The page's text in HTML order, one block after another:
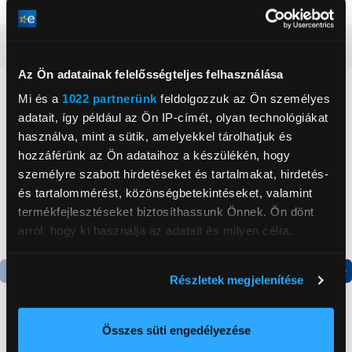
Az Ön adatainak felelősségteljes felhasználása
Mi és a 1022 partnerünk feldolgozzuk az Ön személyes
adatait, így például az Ön IP-címét, olyan technológiákat
használva, mint a sütik, amelyekkel tárolhatjuk és
hozzáférünk az Ön adataihoz a készülékén, hogy
személyre szabott hirdetéseket és tartalmakat, hirdetés-
és tartalommérést, közönségbetekintéseket, valamint
termékfejlesztéseket biztosíthassunk Önnek. Ön dönt
arról, hogy ki használja az adatait és milyen célra.
elhelyezkedéséről pár méteres pontossággal
Az Ön készülékén beazonosítása annak konkrét
Részletek megjelenítése
Összes süti engedélyezése
Neked ajánljuk